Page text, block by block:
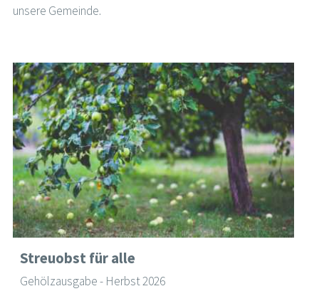
unsere Gemeinde.
Streuobst für alle
Gehölzausgabe - Herbst 2026